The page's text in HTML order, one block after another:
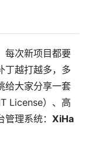
每次新项目都要
丁越打越多，多
给大家分享一套
License）、高
理系统： XiHa